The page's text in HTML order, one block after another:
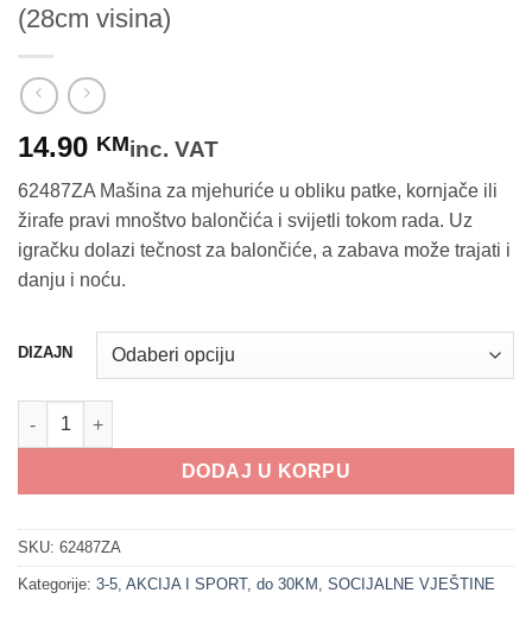
(28cm visina)
14.90 KMinc. VAT
62487ZA Mašina za mjehuriće u obliku patke, kornjače ili
žirafe pravi mnoštvo balončića i svijetli tokom rada. Uz
igračku dolazi tečnost za balončiće, a zabava može trajati i
danju i noću.
DIZAJN
200407 Mašina za mjehuriće - Životinje (28cm visina) količina
DODAJ U KORPU
SKU: 62487ZA
Kategorije: 3-5, AKCIJA I SPORT, do 30KM , SOCIJALNE VJEŠTINE